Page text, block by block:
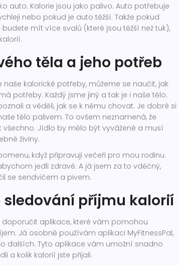
auto. Kalorie jsou jako palivo. Auto potřebuje
nebo pokud je auto těžší. Takže pokud
mít více svalů (které jsou těžší než tuk),
těla a jeho potřeb
naše kalorické potřeby, můžeme se naučit, jak
potřeby. Každý jsme jiný a tak je i naše tělo.
a věděli, jak se k němu chovat. Je dobré si
tělo palivem. To ovšem neznamená, že
Jídlo by mělo být vyvážené a musí
živiny.
když připravuji večeři pro mou rodinu.
jedli zdravě. A já jsem za to vděčný,
se sendvičem a pivem.
sledování příjmu kalorií
aplikace, které vám pomohou
Já osobně používám aplikaci MyFitnessPal,
dalších. Tyto aplikace vám umožní snadno
a kolik kalorií jste přijali.